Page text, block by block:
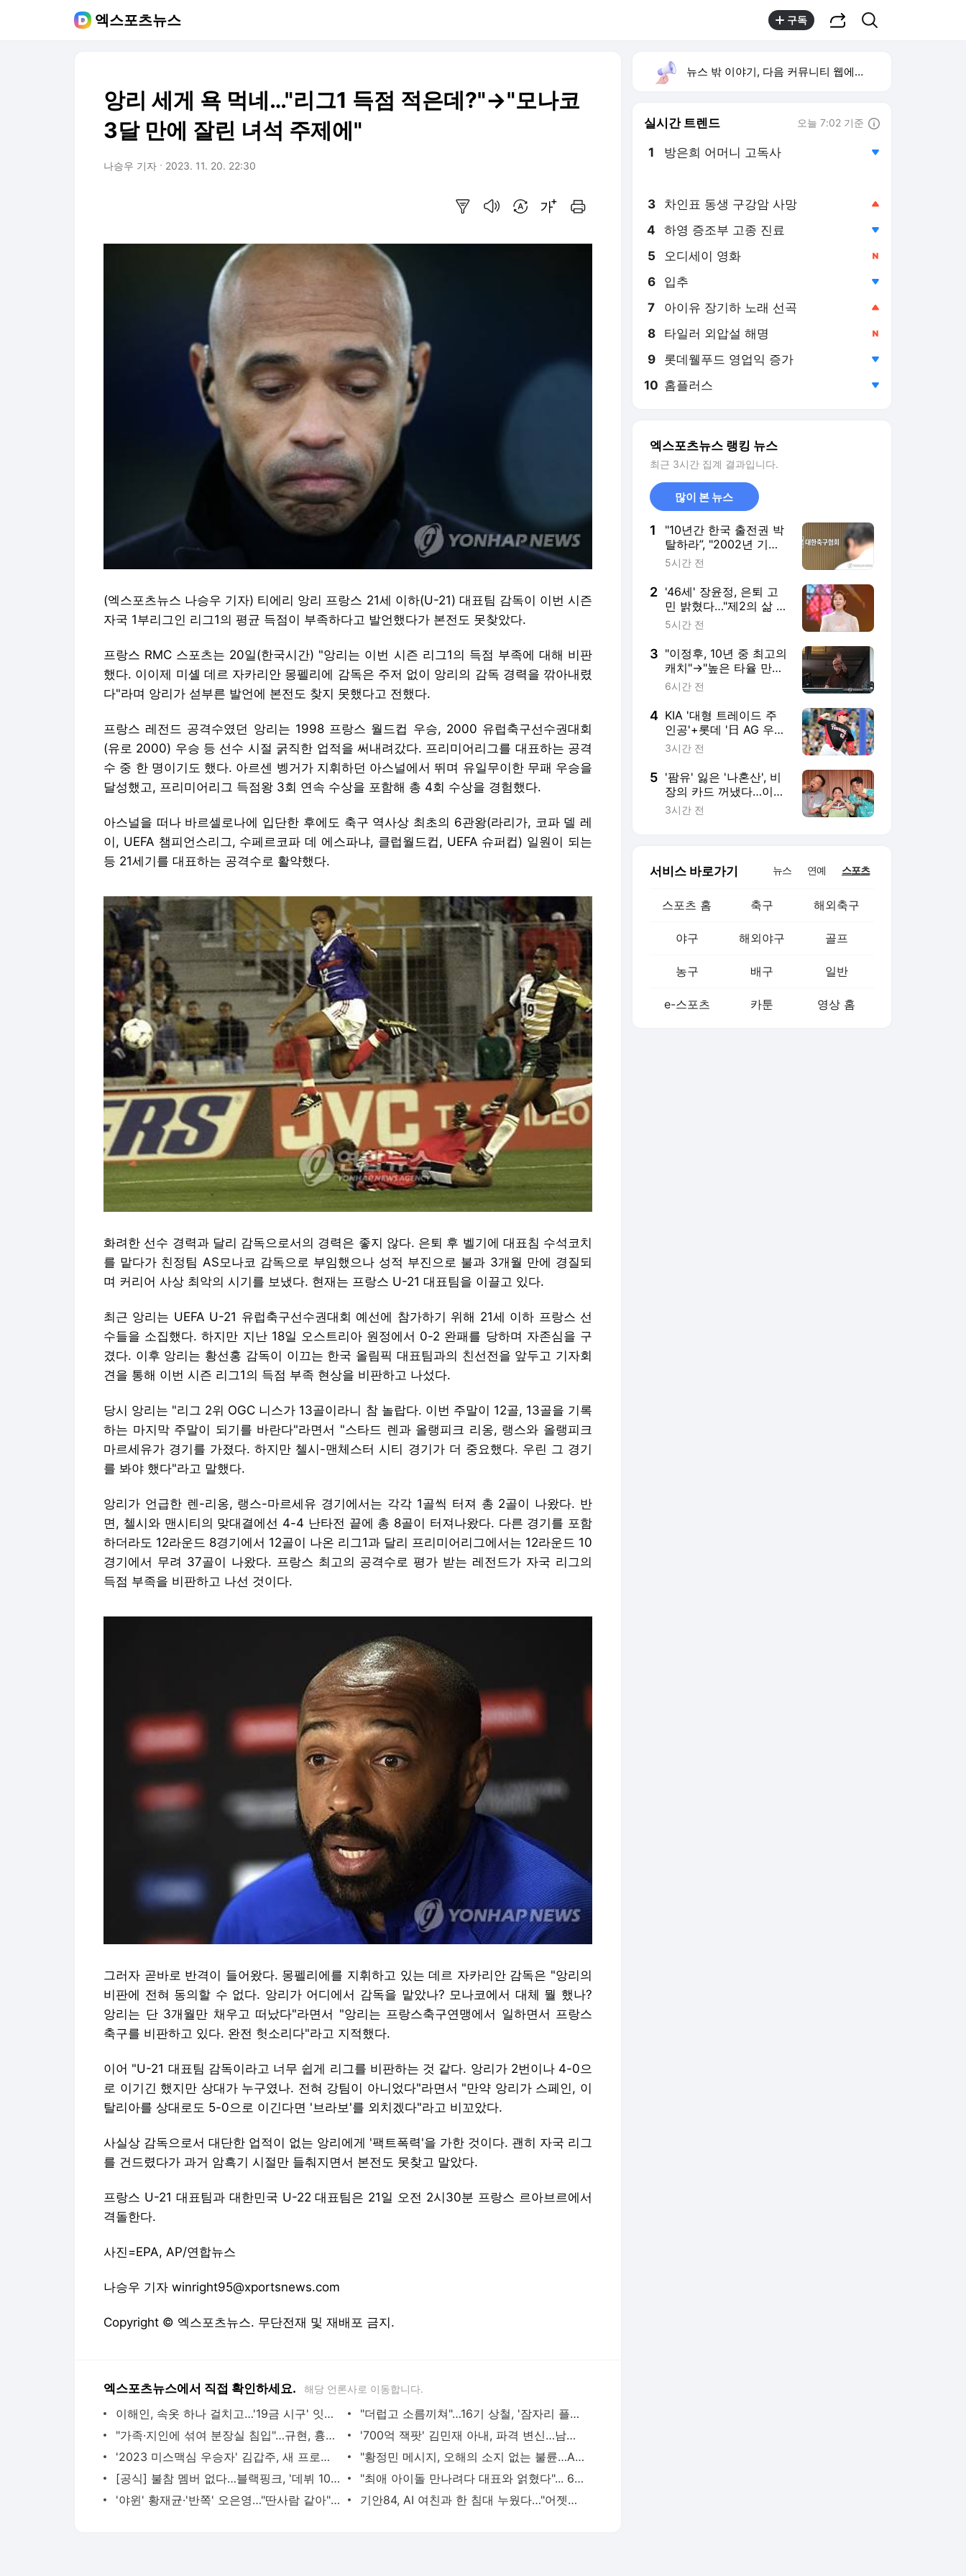
엑스포츠뉴스 구독
앙리 세게 욕 먹네…"리그1 득점 적은데?"→"모나코
3달 만에 잘린 녀석 주제에"
나승우 기자 2023. 11. 20. 22:30
(엑스포츠뉴스 나승우 기자) 티에리 앙리 프랑스 21세 이하(U-21) 대표팀 감독이 이번 시즌
자국 1부리그인 리그1의 평균 득점이 부족하다고 발언했다가 본전도 못찾았다.
프랑스 RMC 스포츠는 20일(한국시간) "앙리는 이번 시즌 리그1의 득점 부족에 대해 비판
했다. 이이제 미셸 데르 자카리안 몽펠리에 감독은 주저 없이 앙리의 감독 경력을 깎아내렸
다"라며 앙리가 섣부른 발언에 본전도 찾지 못했다고 전했다.
프랑스 레전드 공격수였던 앙리는 1998 프랑스 월드컵 우승, 2000 유럽축구선수권대회
(유로 2000) 우승 등 선수 시절 굵직한 업적을 써내려갔다. 프리미어리그를 대표하는 공격
수 중 한 명이기도 했다. 아르센 벵거가 지휘하던 아스널에서 뛰며 유일무이한 무패 우승을
달성했고, 프리미어리그 득점왕 3회 연속 수상을 포함해 총 4회 수상을 경험했다.
아스널을 떠나 바르셀로나에 입단한 후에도 축구 역사상 최초의 6관왕(라리가, 코파 델 레
이, UEFA 챔피언스리그, 수페르코파 데 에스파냐, 클럽월드컵, UEFA 슈퍼컵) 일원이 되는
등 21세기를 대표하는 공격수로 활약했다.
화려한 선수 경력과 달리 감독으로서의 경력은 좋지 않다. 은퇴 후 벨기에 대표침 수석코치
를 맡다가 친정팀 AS모나코 감독으로 부임했으나 성적 부진으로 불과 3개월 만에 경질되
며 커리어 사상 최악의 시기를 보냈다. 현재는 프랑스 U-21 대표팀을 이끌고 있다.
최근 앙리는 UEFA U-21 유럽축구선수권대회 예선에 참가하기 위해 21세 이하 프랑스 선
수들을 소집했다. 하지만 지난 18일 오스트리아 원정에서 0-2 완패를 당하며 자존심을 구
겼다. 이후 앙리는 황선홍 감독이 이끄는 한국 올림픽 대표팀과의 친선전을 앞두고 기자회
견을 통해 이번 시즌 리그1의 득점 부족 현상을 비판하고 나섰다.
당시 앙리는 "리그 2위 OGC 니스가 13골이라니 참 놀랍다. 이번 주말이 12골, 13골을 기록
하는 마지막 주말이 되기를 바란다"라면서 "스타드 렌과 올랭피크 리옹, 랭스와 올랭피크
마르세유가 경기를 가졌다. 하지만 첼시-맨체스터 시티 경기가 더 중요했다. 우린 그 경기
를 봐야 했다"라고 말했다.
앙리가 언급한 렌-리옹, 랭스-마르세유 경기에서는 각각 1골씩 터져 총 2골이 나왔다. 반
면, 첼시와 맨시티의 맞대결에선 4-4 난타전 끝에 총 8골이 터져나왔다. 다른 경기를 포함
하더라도 12라운드 8경기에서 12골이 나온 리그1과 달리 프리미어리그에서는 12라운드 10
경기에서 무려 37골이 나왔다. 프랑스 최고의 공격수로 평가 받는 레전드가 자국 리그의
득점 부족을 비판하고 나선 것이다.
그러자 곧바로 반격이 들어왔다. 몽펠리에를 지휘하고 있는 데르 자카리안 감독은 "앙리의
비판에 전혀 동의할 수 없다. 앙리가 어디에서 감독을 맡았나? 모나코에서 대체 뭘 했나?
앙리는 단 3개월만 채우고 떠났다"라면서 "앙리는 프랑스축구연맹에서 일하면서 프랑스
축구를 비판하고 있다. 완전 헛소리다"라고 지적했다.
이어 "U-21 대표팀 감독이라고 너무 쉽게 리그를 비판하는 것 같다. 앙리가 2번이나 4-0으
로 이기긴 했지만 상대가 누구였나. 전혀 강팀이 아니었다"라면서 "만약 앙리가 스페인, 이
탈리아를 상대로도 5-0으로 이긴다면 '브라보'를 외치겠다"라고 비꼬았다.
사실상 감독으로서 대단한 업적이 없는 앙리에게 '팩트폭력'을 가한 것이다. 괜히 자국 리그
를 건드렸다가 과거 암흑기 시절만 들춰지면서 본전도 못찾고 말았다.
프랑스 U-21 대표팀과 대한민국 U-22 대표팀은 21일 오전 2시30분 프랑스 르아브르에서
격돌한다.
사진=EPA, AP/연합뉴스
나승우 기자 winright95@xportsnews.com
Copyright © 엑스포츠뉴스. 무단전재 및 재배포 금지.
엑스포츠뉴스에서 직접 확인하세요. 해당 언론사로 이동합니다.
이해인, 속옷 하나 걸치고…'19금 시구' 잇는 레전드 영상
"더럽고 소름끼쳐"…16기 상철, '잠자리 플러팅'까지 '5개월 논란史' [엑's 이슈]
"가족·지인에 섞여 분장실 침입"…규현, 흉기 난동 목격→제지 중 피해 [엑's 이슈]
'700억 잭팟' 김민재 아내, 파격 변신…남편 반응 달달하네
'2023 미스맥심 우승자' 김갑주, 새 프로필 공개…리즈 경신
"황정민 메시지, 오해의 소지 없는 불륜…A씨는 스토킹" 현직 변호사 해석 [엑's 이슈]
[공식] 불참 멤버 없다…블랙핑크, '데뷔 10주년' 전원 참석
"최애 아이돌 만나려다 대표와 얽혔다"... 6억뷰 웹툰 원작 '최애의 사원'
'야윈' 황재균·'반쪽' 오은영…"딴사람 같아" 측근도 놀란 감량법 뭐길래 [엑's 이슈]
기안84, AI 여친과 한 침대 누웠다…"어젯밤 어땠어?" (기이안 연애)
뉴스 밖 이야기, 다음 커뮤니티 웹에서 보기
실시간 트렌드 오늘 7:02 기준
1 방은희 어머니 고독사
3 차인표 동생 구강암 사망
4 하영 증조부 고종 진료
5 오디세이 영화
6 입추
7 아이유 장기하 노래 선곡
8 타일러 외압설 해명
9 롯데웰푸드 영업익 증가
10 홈플러스
엑스포츠뉴스 랭킹 뉴스
최근 3시간 집계 결과입니다.
많이 본 뉴스
1
"10년간 한국 출전권 박
탈하라”, "2002년 기록
삭제하라"…전세계 난리!
도 가능"→'심판 성접대
스캔들' 일파만파
5시간 전
2 '46세' 장윤정, 은퇴 고
민 밝혔다…"제2의 삶 뭘
로 살까" (장공장)
5시간 전
3 "이정후, 10년 중 최고의
캐치"→"높은 타율 만드
는 특별한 타자"…한국
SF 전설의 해설위원 36
년 끝 은퇴
6시간 전
4 KIA '대형 트레이드 주
인공'+롯데 '日 AG 우
완' 포함 11명, 상무야구
월 입대→28년 6월 전
역
3시간 전
5 '팜유' 잃은 '나혼산', 비
장의 카드 꺼냈다…이름
부터 묵직 [★해시태그]
3시간 전
서비스 바로가기 뉴스 연예 스포츠
스포츠 홈 축구 해외축구
야구 해외야구 골프
농구 배구 일반
e-스포츠 카툰 영상 홈